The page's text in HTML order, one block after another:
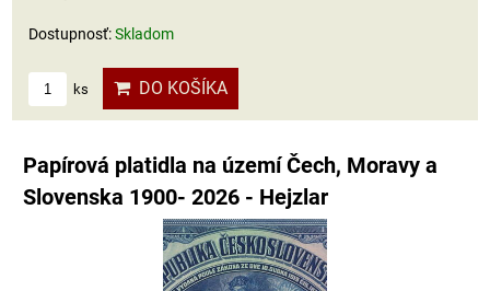
Dostupnosť:Skladom
ks DO KOŠÍKA
Papírová platidla na území Čech, Moravy a
Slovenska 1900- 2026 - Hejzlar